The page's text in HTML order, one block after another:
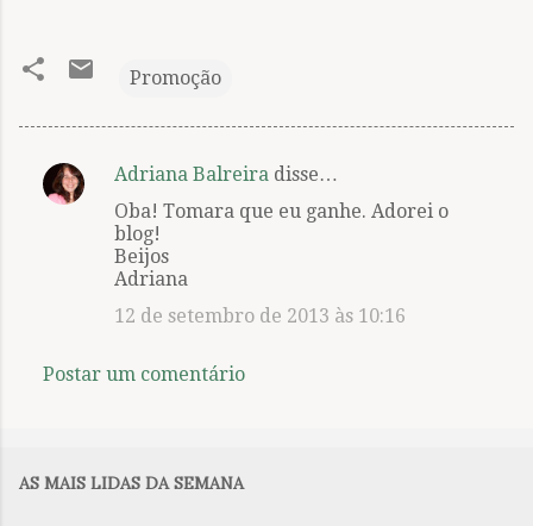
Promoção
C
á
o
Adriana Balreira disse…
Oba! Tomara que eu ganhe. Adorei o
blog!
Beijos
Adriana
12 de setembro de 2013 às 10:16
Postar um comentário
AS MAIS LIDAS DA SEMANA